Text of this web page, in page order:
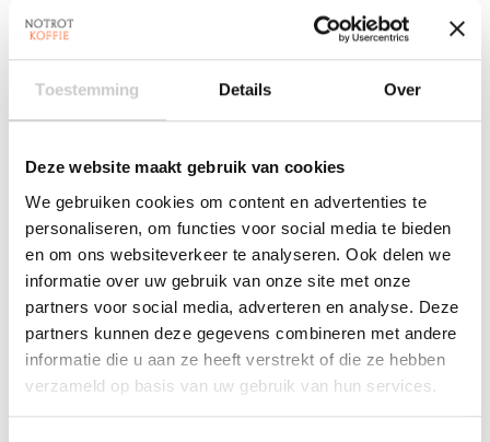
Toestemming Details Over
Deze website maakt gebruik van cookies
We gebruiken cookies om content en advertenties te
personaliseren, om functies voor social media te bieden
en om ons websiteverkeer te analyseren. Ook delen we
informatie over uw gebruik van onze site met onze
partners voor social media, adverteren en analyse. Deze
partners kunnen deze gegevens combineren met andere
informatie die u aan ze heeft verstrekt of die ze hebben
verzameld op basis van uw gebruik van hun services.
IMPRESSA S9
IMPRESSA XF50
IMPRESSA XS9
IMPRESSA XS95
J8 (EA)
J8 twin (EA)
J90
J95
S8 (2018)
S8 (EA)
S8 (EB)
S80 (2018)
W8 (EA)
W8 (INTA)
WE8 (2019)